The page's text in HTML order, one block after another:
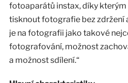
fotoaparátů instax, díky
tisknout fotografie bez zdržení
je na fotografii jako takové
fotografování, možnost
a možnost sdílení.“